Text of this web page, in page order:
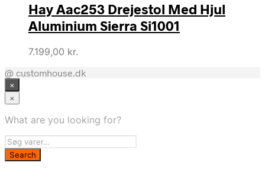
Hay Aac253 Drejestol Med Hjul
Aluminium Sierra Si1001
7.199,00 kr.
@ customhouse.dk
×
×
What are you looking for?